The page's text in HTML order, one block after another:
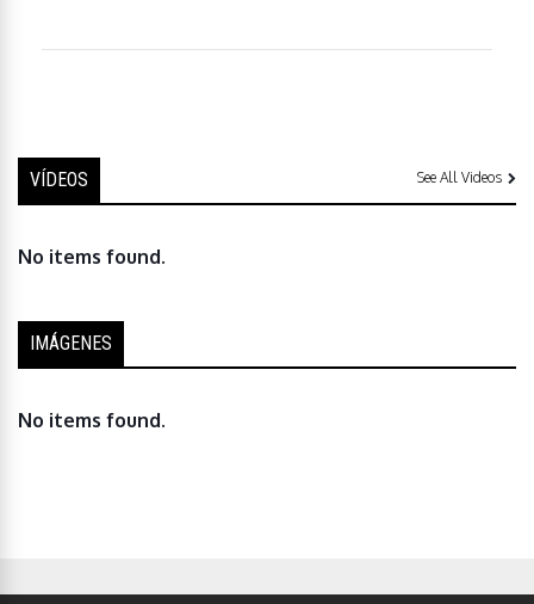
VÍDEOS See All Videos
No items found.
IMÁGENES
No items found.